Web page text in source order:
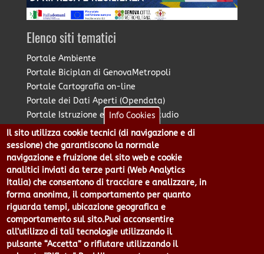
Elenco siti tematici
Portale Ambiente
Portale Biciplan di GenovaMetropoli
Portale Cartografia on-line
Portale dei Dati Aperti (Opendata)
Portale Istruzione e Diritto allo Studio
Portale Marketing Territoriale
Portale Piano Strategico Metropolitano
Portale PUMS di GenovaMetropoli
Portale Stazione Unica Appaltante
Pratico: procedimenti e istanze online
Città Metropolitana di Genova - Piazzale Mazzini 2 -16122 -
Genova | CF:80007350103 - P.Iva: 00949170104 | Codice IPA: cmge
Centralino 010 54991 Fax 010 5499244 URP 010 5499456
Info Cookies
Il sito utilizza cookie tecnici (di navigazione e di
sessione) che garantiscono la normale
navigazione e fruizione del sito web e cookie
analitici inviati da terze parti (Web Analytics
Italia) che consentono di tracciare e analizzare, in
forma anonima, il comportamento per quanto
riguarda tempi, ubicazione geografica e
comportamento sul sito.Puoi acconsentire
all’utilizzo di tali tecnologie utilizzando il
pulsante “Accetta” o rifiutare utilizzando il